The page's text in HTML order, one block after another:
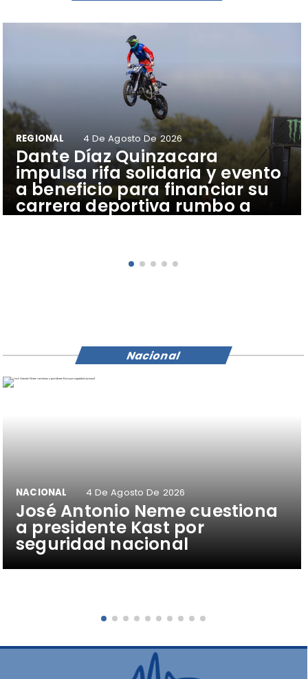
Dante Díaz Quinzacara
impulsa rifa solidaria y evento
a beneficio para financiar su
carrera deportiva rumbo a
Latinoamericano de Brasil.
REGIONAL 4 De Agosto De 2026
José Antonio Neme cuestiona
a presidente Kast por
seguridad nacional
NACIONAL 4 De Agosto De 2026
Nacional